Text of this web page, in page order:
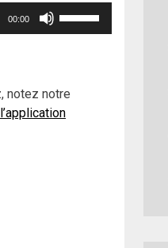
00:00
notez notre
l’application